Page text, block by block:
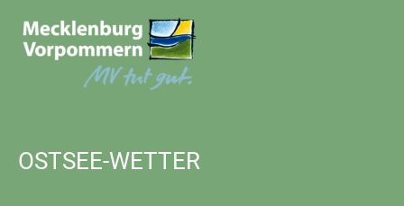
OSTSEE-WETTER